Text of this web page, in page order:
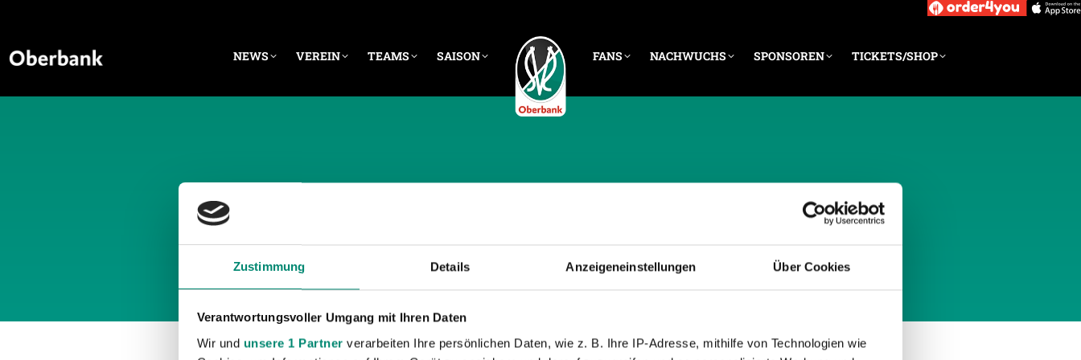
Zustimmung Details Anzeigeneinstellungen Über Cookies
Verantwortungsvoller Umgang mit Ihren Daten
Wir und unsere 1 Partner verarbeiten Ihre persönlichen Daten, wie z. B. Ihre IP-Adresse, mithilfe von Technologien wie
NEWS VEREIN TEAMS SAISON FANS NACHWUCHS SPONSOREN TICKETS/SHOP
4. JULI 2022